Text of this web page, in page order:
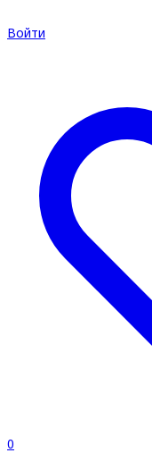
Войти
0